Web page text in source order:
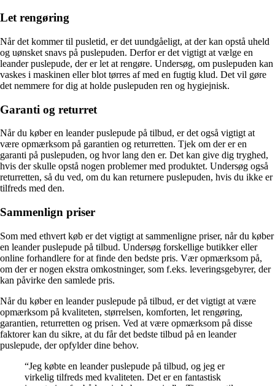
Let rengøring
Når det kommer til pusletid, er det uundgåeligt, at der kan opstå uheld
og uønsket snavs på puslepuden. Derfor er det vigtigt at vælge en
leander puslepude, der er let at rengøre. Undersøg, om puslepuden kan
vaskes i maskinen eller blot tørres af med en fugtig klud. Det vil gøre
det nemmere for dig at holde puslepuden ren og hygiejnisk.
Garanti og returret
Når du køber en leander puslepude på tilbud, er det også vigtigt at
være opmærksom på garantien og returretten. Tjek om der er en
garanti på puslepuden, og hvor lang den er. Det kan give dig tryghed,
hvis der skulle opstå nogen problemer med produktet. Undersøg også
returretten, så du ved, om du kan returnere puslepuden, hvis du ikke er
tilfreds med den.
Sammenlign priser
Som med ethvert køb er det vigtigt at sammenligne priser, når du køber
en leander puslepude på tilbud. Undersøg forskellige butikker eller
online forhandlere for at finde den bedste pris. Vær opmærksom på,
om der er nogen ekstra omkostninger, som f.eks. leveringsgebyrer, der
kan påvirke den samlede pris.
Når du køber en leander puslepude på tilbud, er det vigtigt at være
opmærksom på kvaliteten, størrelsen, komforten, let rengøring,
garantien, returretten og prisen. Ved at være opmærksom på disse
faktorer kan du sikre, at du får det bedste tilbud på en leander
puslepude, der opfylder dine behov.
“Jeg købte en leander puslepude på tilbud, og jeg er
virkelig tilfreds med kvaliteten. Det er en fantastisk